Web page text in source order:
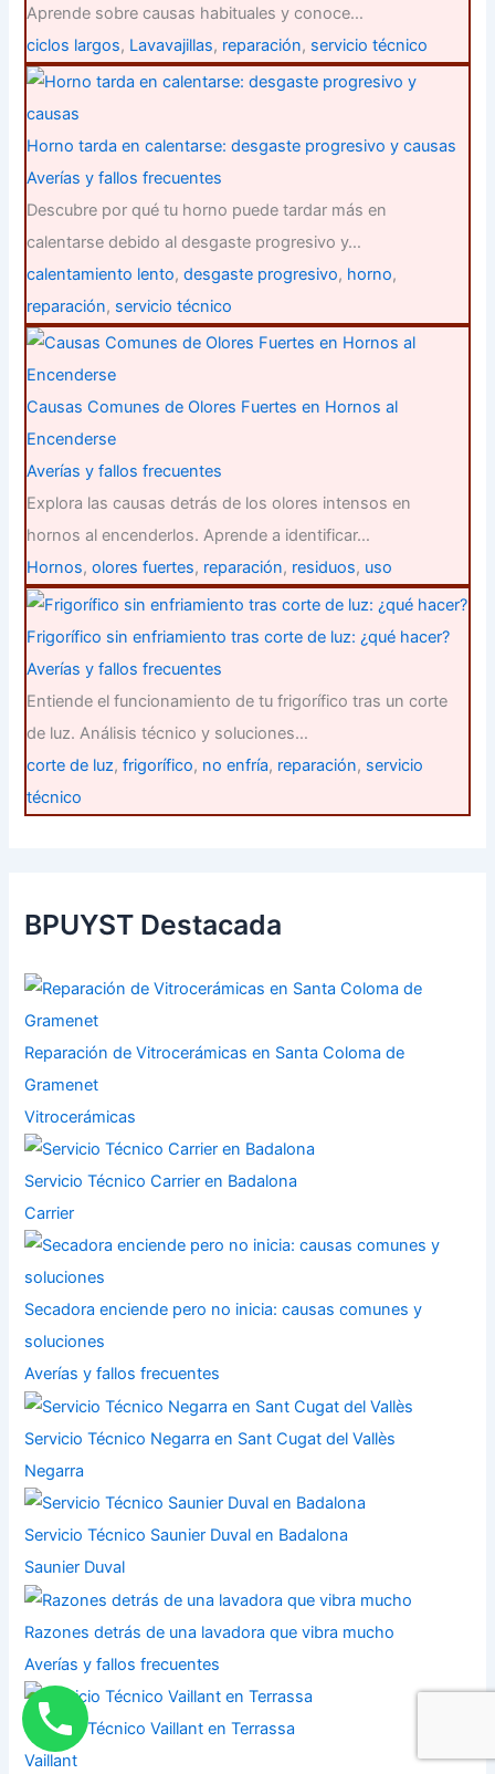
Aprende sobre causas habituales y conoce…
ciclos largos, Lavavajillas, reparación, servicio técnico
Horno tarda en calentarse: desgaste progresivo y causas
Averías y fallos frecuentes
Descubre por qué tu horno puede tardar más en
calentarse debido al desgaste progresivo y…
calentamiento lento,desgaste progresivo, horno,
reparación, servicio técnico
Causas Comunes de Olores Fuertes en Hornos al
Encenderse
Averías y fallos frecuentes
Explora las causas detrás de los olores intensos en
hornos al encenderlos. Aprende a identificar…
Hornos,olores fuertes, reparación, residuos, uso
Frigorífico sin enfriamiento tras corte de luz: ¿qué hacer?
Averías y fallos frecuentes
Entiende el funcionamiento de tu frigorífico tras un corte
de luz. Análisis técnico y soluciones…
corte de luz,frigorífico, no enfría, reparación, servicio
técnico
BPUYST Destacada
Reparación de Vitrocerámicas en Santa Coloma de
Gramenet
Vitrocerámicas
Servicio Técnico Carrier en Badalona
Carrier
Secadora enciende pero no inicia: causas comunes y
soluciones
Averías y fallos frecuentes
Servicio Técnico Negarra en Sant Cugat del Vallès
Negarra
Servicio Técnico Saunier Duval en Badalona
Saunier Duval
Razones detrás de una lavadora que vibra mucho
Averías y fallos frecuentes
Servicio Técnico Vaillant en Terrassa
Vaillant